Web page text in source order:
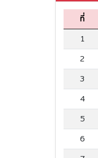
ที่
1
2
3
4
5
6